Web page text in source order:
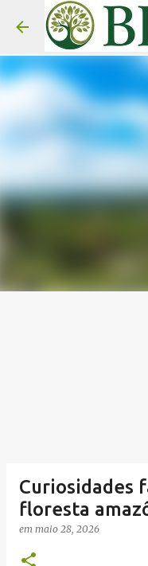
Pular
Curiosidades
floresta
em maio 28, 2026